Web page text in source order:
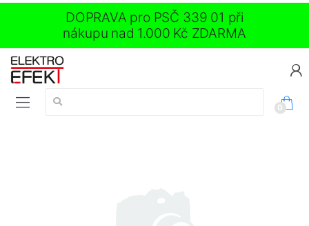
DOPRAVA pro PSČ 339 01 při
nákupu nad 1.000 Kč ZDARMA
Vyhledávání:
0